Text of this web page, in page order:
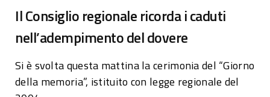
Il Consiglio regionale ricorda i caduti
nell’adempimento del dovere
Si è svolta questa mattina la cerimonia del “Giorno
della memoria”, istituito con legge regionale del